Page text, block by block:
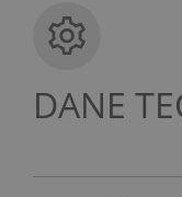
DANE